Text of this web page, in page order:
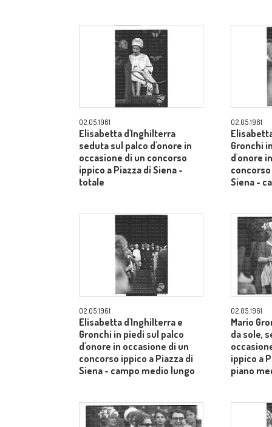
02.05.1961
Elisabetta d'Inghilterra
seduta sul palco d'onore in
occasione di un concorso
ippico a Piazza di Siena -
totale
02.05.1961
Gronchi
d'onore
Siena -
02.05.1961
Elisabetta d'Inghilterra e
Gronchi in piedi sul palco
d'onore in occasione di un
concorso ippico a Piazza di
Siena - campo medio lungo
02.05.1961
Mario
da sole,
ippico a
piano